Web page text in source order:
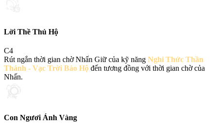
Lời Thề Thủ Hộ
C4
Rút ngắn thời gian chờ Nhấn Giữ của kỹ năng Nghi Thức Thần
Thánh - Vạc Trời Bảo Hộ đến tương đồng với thời gian chờ của
Nhấn.
Con Ngươi Ánh Vàng